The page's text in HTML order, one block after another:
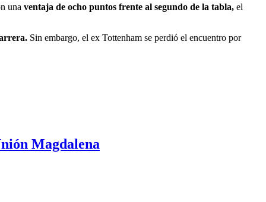
una ventaja de ocho puntos frente al segundo de la tabla, el
Sin embargo, el ex Tottenham se perdió el encuentro por
Magdalena